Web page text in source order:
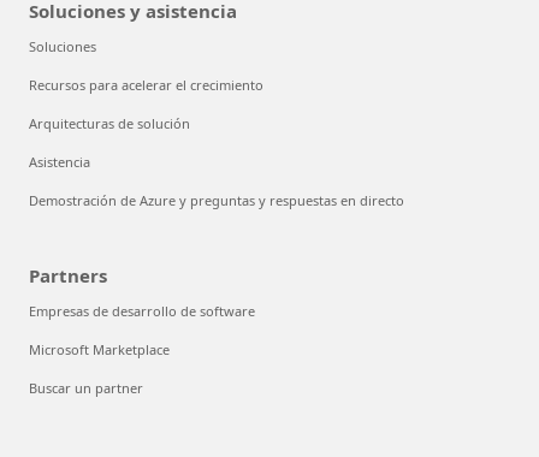
Soluciones y asistencia
Soluciones
Recursos para acelerar el crecimiento
Arquitecturas de solución
Asistencia
Demostración de Azure y preguntas y respuestas en directo
Partners
Empresas de desarrollo de software
Microsoft Marketplace
Buscar un partner